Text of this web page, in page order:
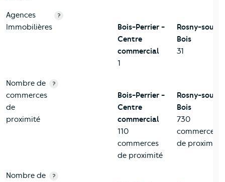
Agences
Immobilières
?
Bois-Perrier -
Centre
commercial
1
Rosny-sous-
Bois
31
Nombre de
commerces
de
proximité
?
Bois-Perrier -
Centre
commercial
110
commerces
de proximité
Rosny-sous-
Bois
730
commerces
de proximité
Nombre de
?